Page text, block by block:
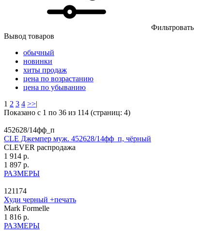
Фильтровать
Вывод товаров
обычный
новинки
хиты продаж
цена по возрастанию
цена по убыванию
1 2 3 4 >>|
Показано с 1 по 36 из 114 (страниц: 4)
452628/14фф_п
CLE Джемпер муж. 452628/14фф_п, чёрный
CLEVER распродажа
1 914 р.
1 897 р.
РАЗМЕРЫ
121174
Худи черный +печать
Mark Formelle
1 816 р.
РАЗМЕРЫ